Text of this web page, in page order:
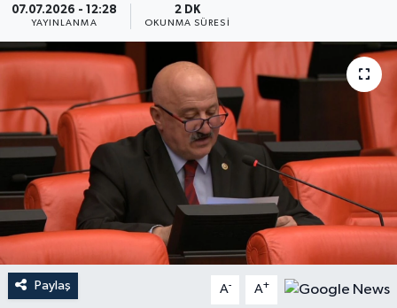
07.07.2026 - 12:28
YAYINLANMA
2 DK
OKUNMA SÜRESI
Paylaş A- A+